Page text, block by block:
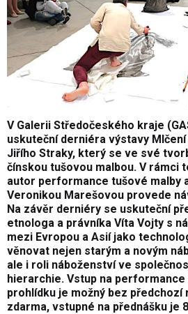
V Galerii Středočeského kraje
uskuteční derniéra výstavy
Jiřího Straky, který se ve své
čínskou tušovou malbou. V rámci
autor performance tušové malby
Veronikou Marešovou provede
Na závěr derniéry se uskuteční
etnologa a právníka Víta Vojty s
mezi Evropou a Asií jako
věnovat nejen starým a novým
ale i roli náboženství ve
hierarchie. Vstup na
prohlídku je možný bez předchozí
zdarma, vstupné na přednášku je